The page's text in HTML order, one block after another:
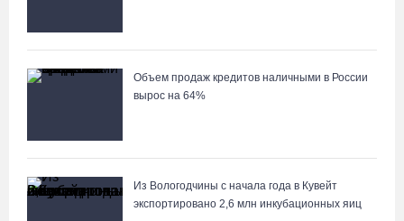
Объем продаж кредитов наличными в России
вырос на 64%
Из Вологодчины с начала года в Кувейт
экспортировано 2,6 млн инкубационных яиц